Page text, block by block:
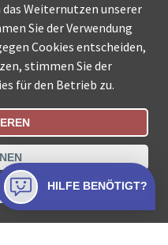
der Schweiz
Weiternutzen unserer
Sie der Verwendung
Cookies entscheiden,
stimmen Sie der
für den Betrieb zu.
HILFE BENÖTIGT?